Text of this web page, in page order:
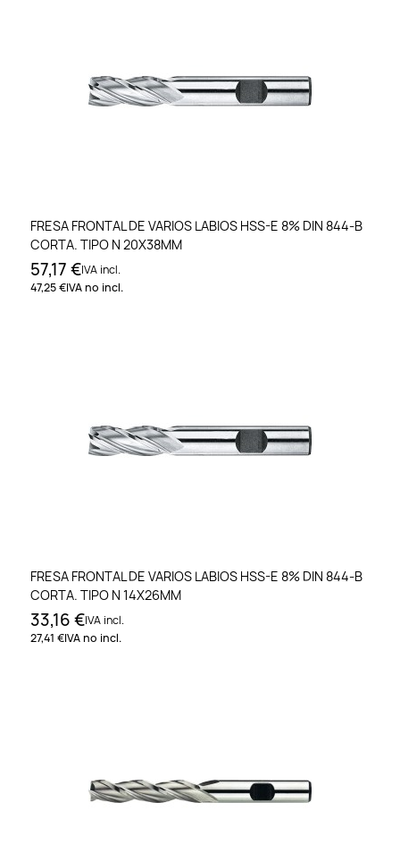
FRESA FRONTAL DE VARIOS LABIOS HSS-E 8% DIN 844-B
CORTA. TIPO N 20X38MM
57,17 €IVA incl.
47,25 €IVA no incl.
FRESA FRONTAL DE VARIOS LABIOS HSS-E 8% DIN 844-B
CORTA. TIPO N 14X26MM
33,16 €IVA incl.
27,41 €IVA no incl.